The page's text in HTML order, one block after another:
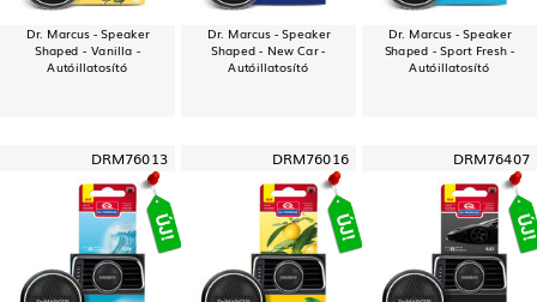
Dr. Marcus - Speaker
Shaped - Vanilla -
Autóillatosító
Dr. Marcus - Speaker
Shaped - New Car -
Autóillatosító
Dr. Marcus - Speaker
Shaped - Sport Fresh -
Autóillatosító
DRM76013 DRM76016 DRM76407